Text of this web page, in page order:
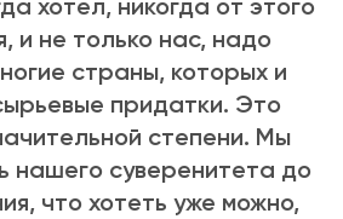
хотел, никогда от этого
и не только нас, надо
страны, которых и
придатки. Это
степени. Мы
нашего суверенитета до
что хотеть уже можно,